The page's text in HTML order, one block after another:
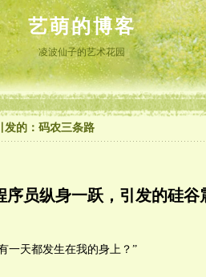
艺萌的博客
凌波仙子的艺术花园
发的：码农三条路
序员纵身一跃，引发的硅谷
一天都发生在我的身上？”